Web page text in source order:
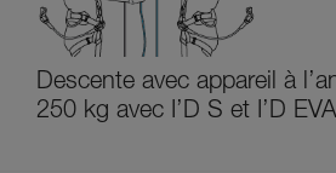
Descente avec appareil à
250 kg avec I’D S et I’D